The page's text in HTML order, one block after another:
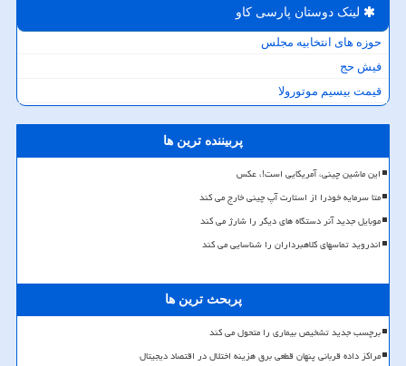
لینک دوستان پارسی كاو
حوزه های انتخابیه مجلس
فیش حج
قیمت بیسیم موتورولا
پربیننده ترین ها
این ماشین چینی، آمریکایی است!، عکس
متا سرمایه خودرا از استارت آپ چینی خارج می کند
موبایل جدید آنر دستگاه های دیگر را شارژ می کند
اندروید تماسهای کلاهبرداران را شناسایی می کند
پربحث ترین ها
برچسب جدید تشخیص بیماری را متحول می کند
مراکز داده قربانی پنهان قطعی برق هزینه اختلال در اقتصاد دیجیتال